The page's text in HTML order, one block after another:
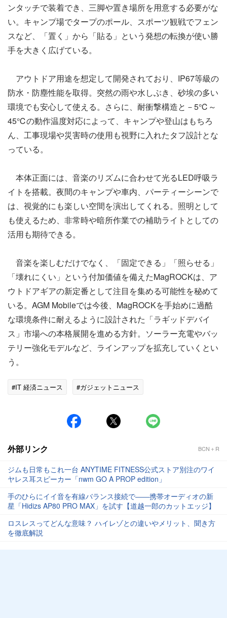
ンタッチで装着でき、三脚や置き場所を用意する必要がな
い。キャンプ場でタープのポール、スポーツ観戦でフェン
スなど、「置く」から「貼る」という発想の転換が使い勝
手を大きく広げている。
アウトドア用途を想定して開発されており、IP67等級の
防水・防塵性能を取得。突然の雨や水しぶき、砂埃の多い
環境でも安心して使える。さらに、耐衝撃構造と－5℃～
45℃の動作温度対応によって、キャンプや登山はもちろ
ん、工事現場や災害時の使用も視野に入れたタフ設計とな
っている。
本体正面には、音楽のリズムに合わせて光るLED呼吸ラ
イトを搭載。夜間のキャンプや車内、パーティーシーンで
は、視覚的にも楽しい空間を演出してくれる。照明として
も使えるため、非常時や暗所作業での補助ライトとしての
活用も期待できる。
音楽を楽しむだけでなく、「固定できる」「照らせる」
「壊れにくい」という付加価値を備えたMagROCKは、ア
ウトドアギアの新定番として注目を集める可能性を秘めて
いる。AGM Mobileでは今後、MagROCKを手始めに過酷
な環境条件に耐えるように設計された「ラギッドデバイ
ス」市場への本格展開を進める方針。ソーラー充電やバッ
テリー強化モデルなど、ラインアップを拡充していくとい
う。
#IT 経済ニュース #ガジェットニュース
外部リンク BCN＋R
ジムも日常もこれ一台 ANYTIME FITNESS公式ストア別注のワイ
ヤレス耳スピーカー「nwm GO A PROP edition」
手のひらにイイ音を有線バランス接続で――携帯オーディオの新
星「Hidizs AP80 PRO MAX」を試す【道越一郎のカットエッジ】
ロスレスってどんな意味？ ハイレゾとの違いやメリット、聞き方
を徹底解説